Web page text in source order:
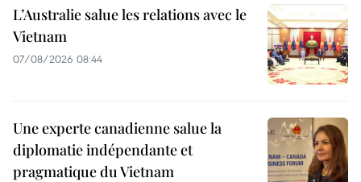
L’Australie salue les relations avec le
Vietnam
07/08/2026 08:44
Une experte canadienne salue la
diplomatie indépendante et
pragmatique du Vietnam